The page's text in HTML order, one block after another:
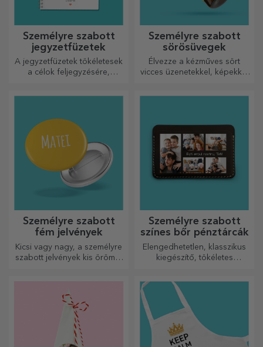
Személyre szabott
jegyzetfüzetek
A jegyzetfüzetek tökéletesek
a célok feljegyzésére,
Személyre szabott
sörösüvegek
Élvezze a kézműves sört
vicces üzenetekkel, képekkel
Személyre szabott
fém jelvények
Kicsi vagy nagy, a személyre
szabott jelvények kis örömöt
jókedvet hoz!
Személyre szabott
színes bőr pénztárcák
Elengedhetetlen, klasszikus
kiegészítő, tökéletes